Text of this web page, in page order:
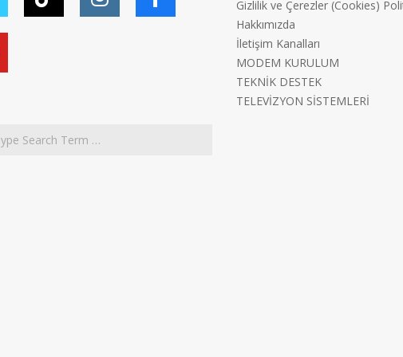
Gizlilik ve Çerezler (Cookies)
Hakkımızda
İletişim Kanalları
MODEM KURULUM
TEKNİK DESTEK
TELEVİZYON SİSTEMLERİ